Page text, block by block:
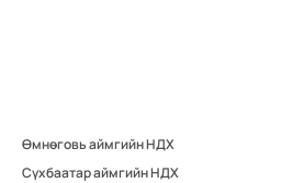
Өмнөговь аймгийн НДХ
Сүхбаатар аймгийн НДХ